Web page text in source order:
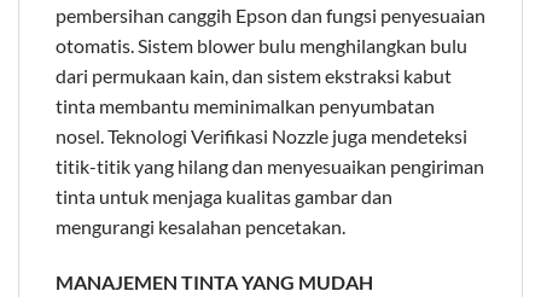
pembersihan canggih Epson dan fungsi penyesuaian
otomatis. Sistem blower bulu menghilangkan bulu
dari permukaan kain, dan sistem ekstraksi kabut
tinta membantu meminimalkan penyumbatan
nosel. Teknologi Verifikasi Nozzle juga mendeteksi
titik-titik yang hilang dan menyesuaikan pengiriman
tinta untuk menjaga kualitas gambar dan
mengurangi kesalahan pencetakan.
MANAJEMEN TINTA YANG MUDAH